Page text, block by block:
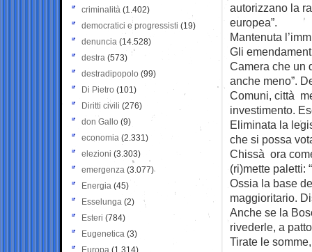
autorizzano la
europea”.
Mantenuta
Gli
Camera che un
anche meno”.
Comuni, città
investimento.
Eliminata la
che si possa
Chissà ora
(ri)mette paletti:
Ossia la base
maggioritario.
Anche se la
rivederle, a
Tirate le
criminalità (1.402)
democratici e progressisti (19)
denuncia (14.528)
destra (573)
destradipopolo (99)
Di Pietro (101)
Diritti civili (276)
don Gallo (9)
economia (2.331)
elezioni (3.303)
emergenza (3.077)
Energia (45)
Esselunga (2)
Esteri (784)
Eugenetica (3)
Europa (1.314)